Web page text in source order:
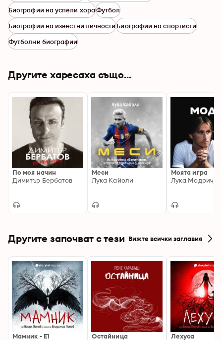
Биографии на успели хораФутбол
Биографии на известни личностиБиографии на спортисти
Футболни биографии
Другите харесаха също...
По моя начин
Димитър Бербатов
Меси
Лука Кайоли
Моята игра
Другите започват с тези Вижте всички заглавия
Мамник - E1 Остайница Лехуса